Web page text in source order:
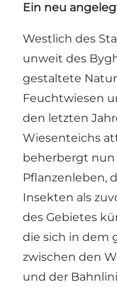
Ein neu
Westlich des
unweit des
gestaltete
Feuchtwiesen
den letzten
Wiesenteichs
beherbergt nun
Pflanzenleben,
Insekten als
des Gebietes
die sich in dem
zwischen den
und der